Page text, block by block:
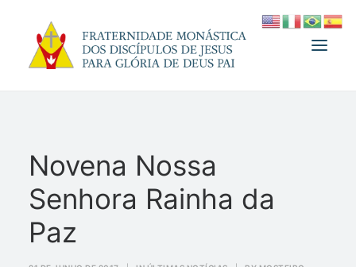
FUNDADOR
MEDJUGORJE
ESPIRITUALIDADE
Novena Nossa
Senhora Rainha da
Paz